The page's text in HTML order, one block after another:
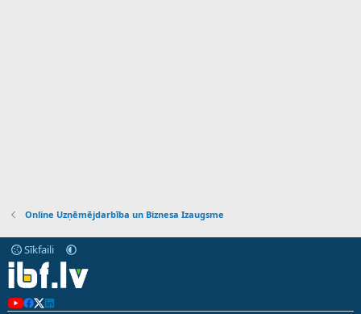
Online Uzņēmējdarbība un Biznesa Izaugsme
Sīkfaili